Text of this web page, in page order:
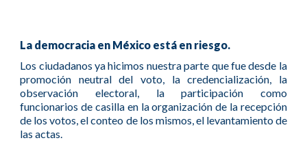
La democracia en México está en riesgo.
Los ciudadanos ya hicimos nuestra parte que fue desde la
promoción neutral del voto, la credencialización, la
observación electoral, la participación como
funcionarios de casilla en la organización de la recepción
de los votos, el conteo de los mismos, el levantamiento de
las actas.